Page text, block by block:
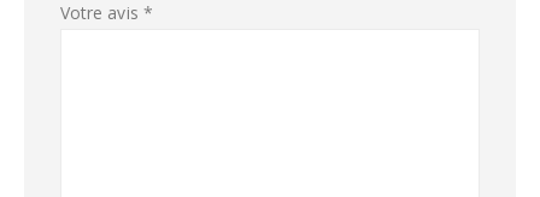
Votre avis *